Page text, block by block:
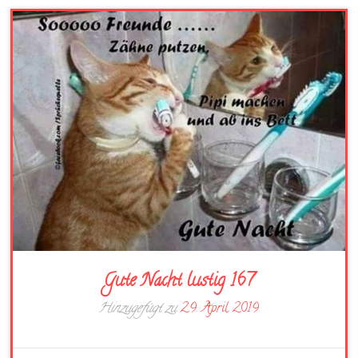
Gute Nacht lustig 167
Hinzugefügt zu29. April 2019